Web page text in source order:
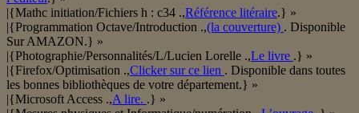
|{Mathc initiation/Fichiers h : c34 .,Référence litéraire.} »
|{Programmation Octave/Introduction .,(la couverture) . Disponible
Sur AMAZON.} »
|{Photographie/Personnalités/L/Lucien Lorelle .,Le livre .} »
|{Firefox/Optimisation .,Clicker sur ce lien . Disponible dans toutes
les bonnes bibliothèques de votre département.} »
|{Microsoft Access .,A lire. .} »